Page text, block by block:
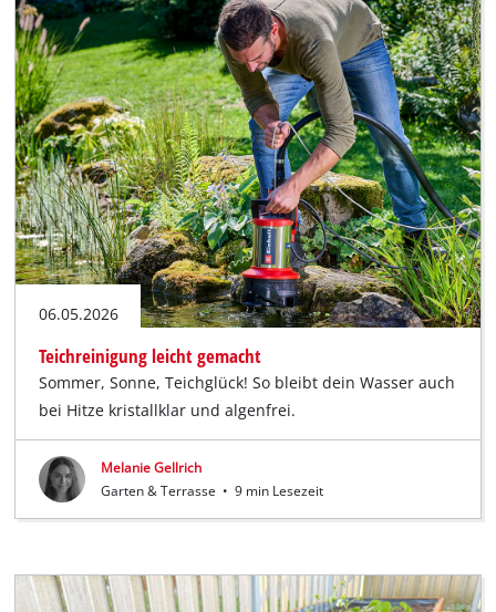
06.05.2026
Teichreinigung leicht gemacht
Sommer, Sonne, Teichglück! So bleibt dein Wasser auch
bei Hitze kristallklar und algenfrei.
Melanie Gellrich
Garten & Terrasse • 9 min Lesezeit